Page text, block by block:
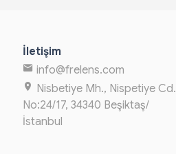
İletişim
info@frelens.com
Nisbetiye Mh., Nispetiye Cd.
No:24/17, 34340 Beşiktaş/
İstanbul